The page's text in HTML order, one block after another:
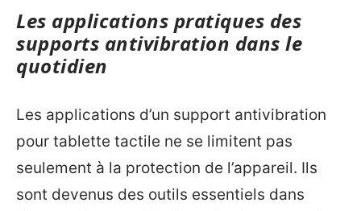
Les applications pratiques des
supports antivibration dans le
quotidien
Les applications d’un support antivibration
pour tablette tactile ne se limitent pas
seulement à la protection de l’appareil. Ils
sont devenus des outils essentiels dans